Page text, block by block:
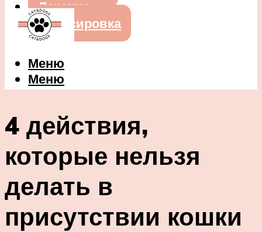
Лечение
Дрессировка
Меню
Меню
4 действия,
которые нельзя
делать в
присутствии кошки